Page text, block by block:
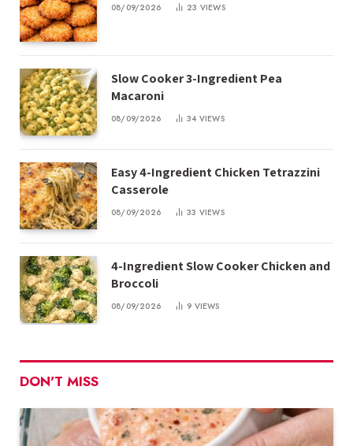
08/09/2026 23 VIEWS
Slow Cooker 3-Ingredient Pea
Macaroni
08/09/2026 34 VIEWS
Easy 4-Ingredient Chicken Tetrazzini
Casserole
08/09/2026 33 VIEWS
4-Ingredient Slow Cooker Chicken and
Broccoli
08/09/2026 9 VIEWS
DON'T MISS